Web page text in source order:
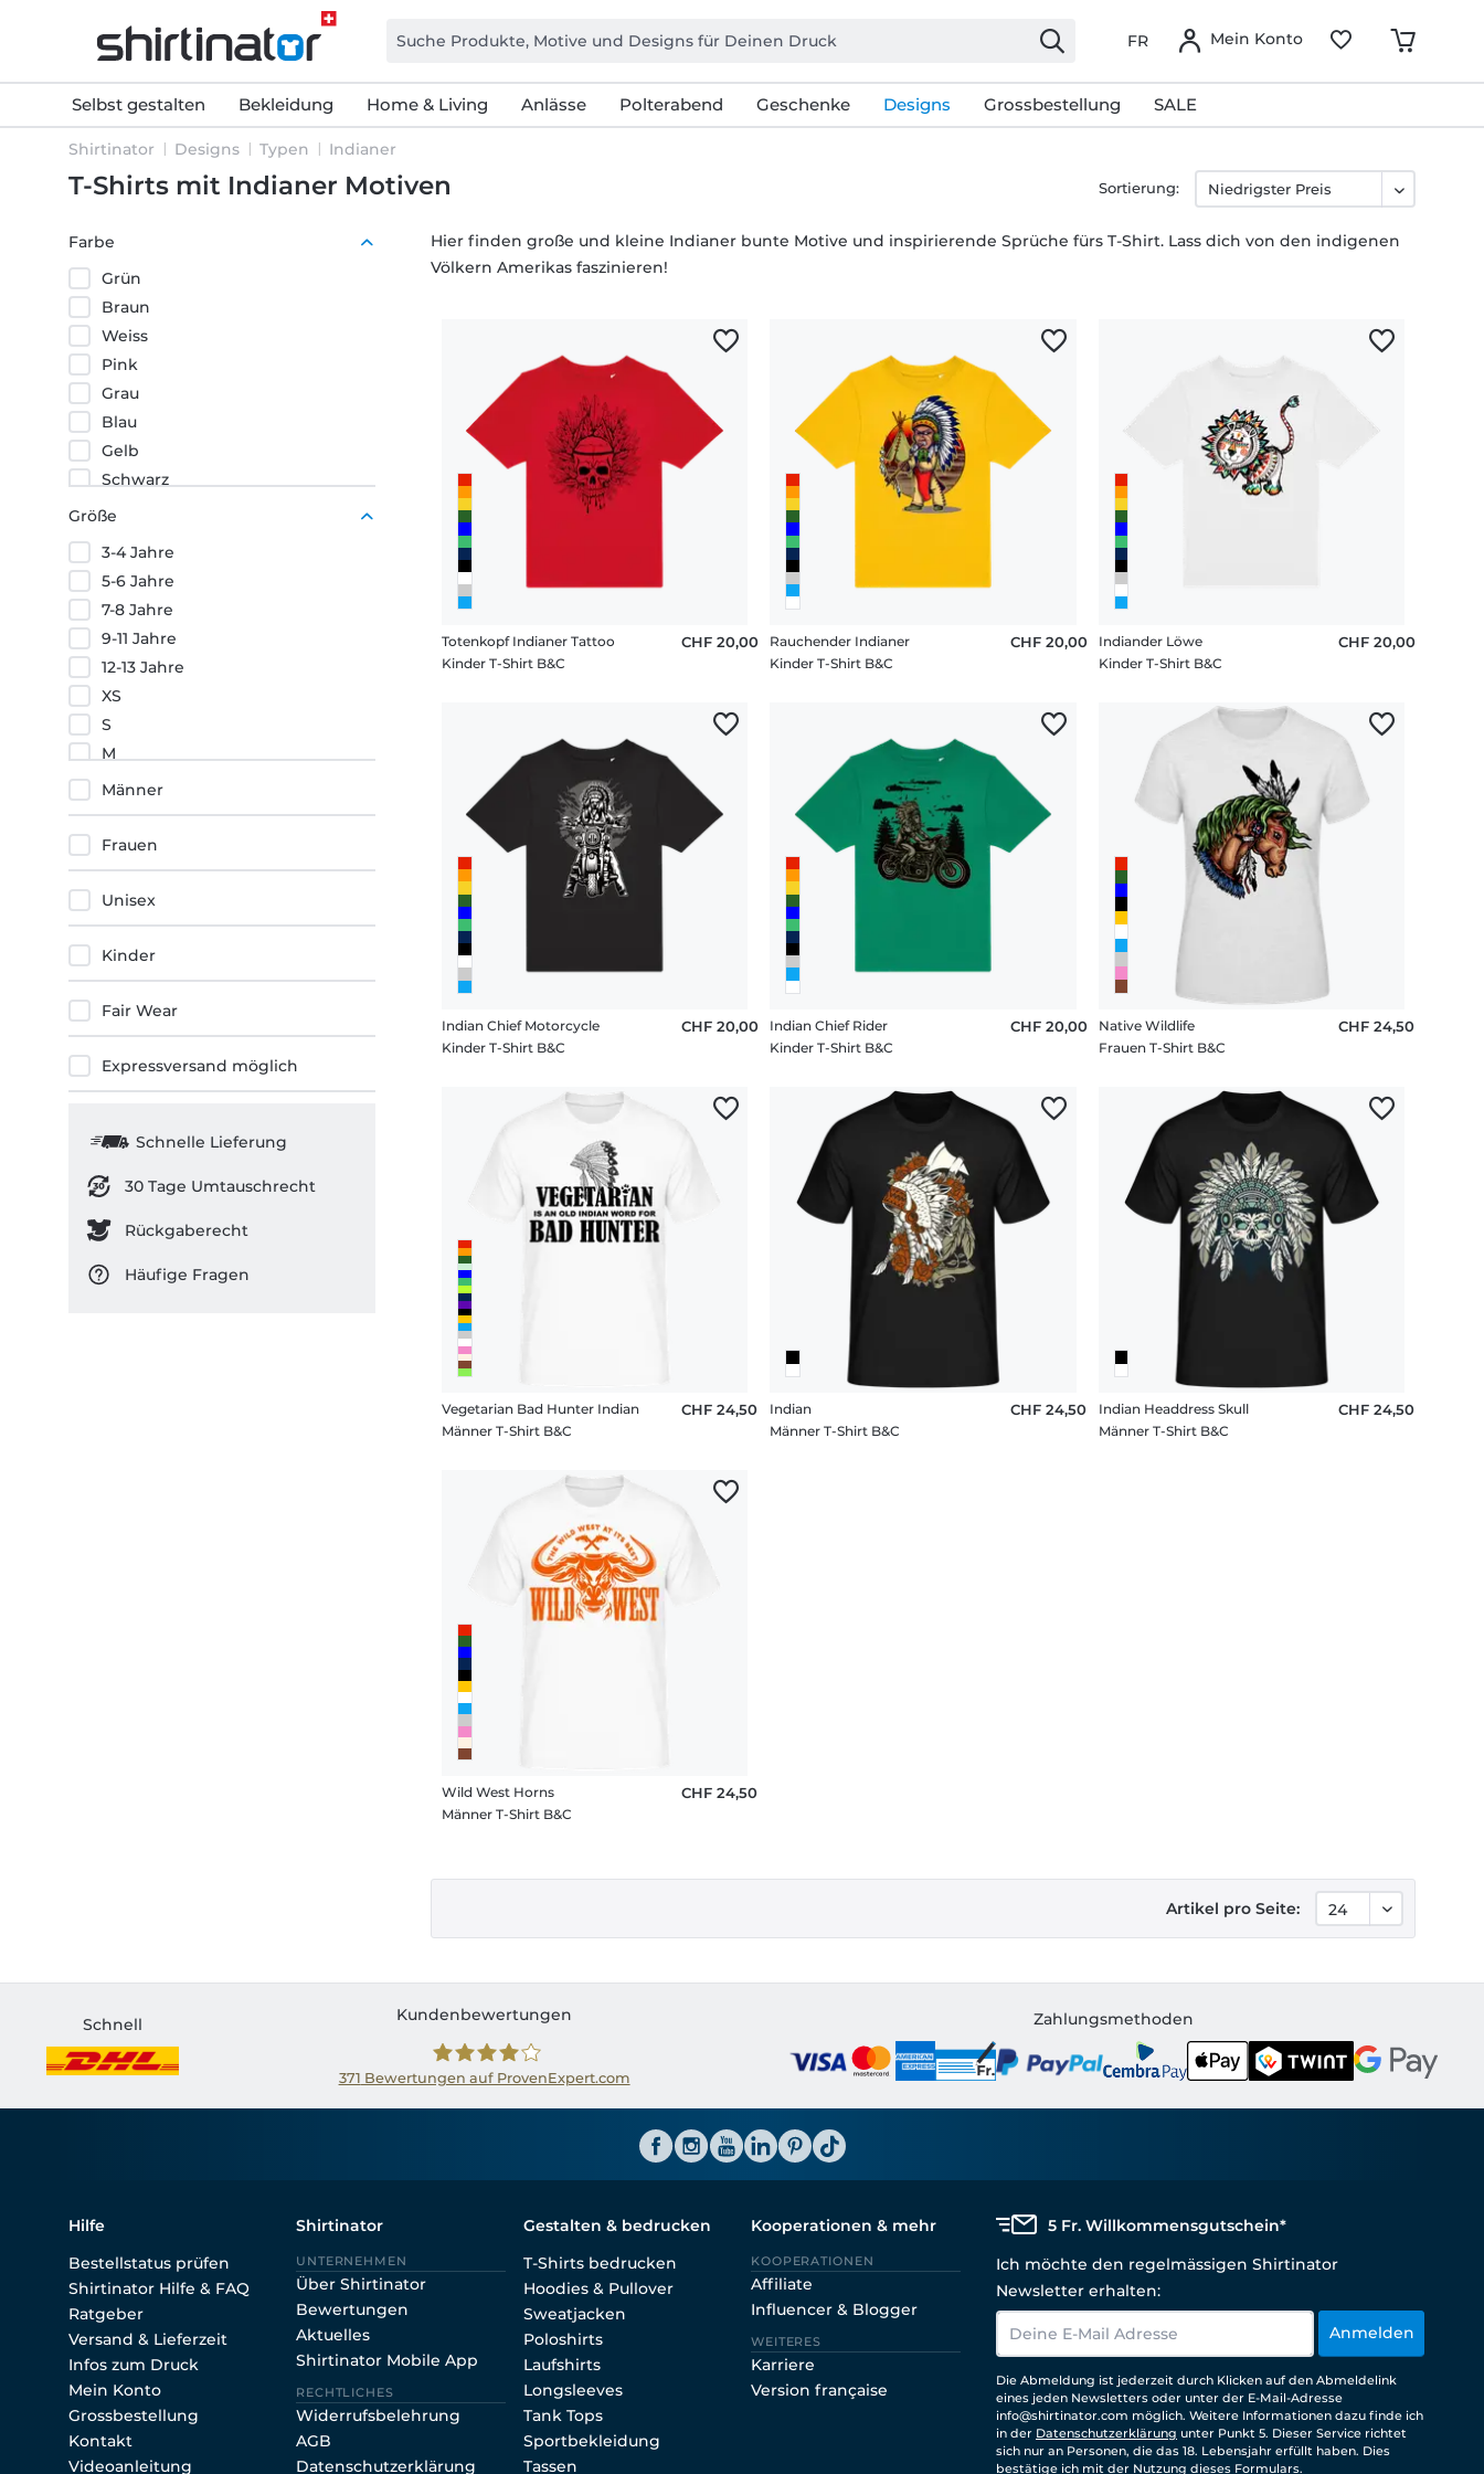
FR Mein Konto
Selbst gestalten Bekleidung Home & Living Anlässe Polterabend Geschenke Designs Grossbestellung SALE
Shirtinator Designs Typen Indianer
T-Shirts mit Indianer Motiven
Farbe
Grün
Braun
Weiss
Pink
Grau
Blau
Gelb
Schwarz
Lila
Größe
3-4 Jahre
5-6 Jahre
7-8 Jahre
9-11 Jahre
12-13 Jahre
XS
S
M
L
XL
XXL
3XL
4XL
5XL
Männer
Frauen
Unisex
Kinder
Fair Wear
Expressversand möglich
Schnelle Lieferung
30 Tage Umtauschrecht
Rückgaberecht
Häufige Fragen
Hier finden große und kleine Indianer bunte Motive und inspirierende Sprüche fürs T-Shirt. Lass dich von den indigenen
Völkern Amerikas faszinieren!
Sortierung:
Totenkopf Indianer Tattoo
Kinder T-Shirt B&C
CHF 20,00
Rauchender Indianer
Kinder T-Shirt B&C
CHF 20,00
Indiander Löwe
Kinder T-Shirt B&C
CHF 20,00
Indian Chief Motorcycle
Kinder T-Shirt B&C
CHF 20,00
Indian Chief Rider
Kinder T-Shirt B&C
CHF 20,00
Native Wildlife
Frauen T-Shirt B&C
CHF 24,50
Vegetarian Bad Hunter Indian
Männer T-Shirt B&C
CHF 24,50
Indian
Männer T-Shirt B&C
CHF 24,50
Indian Headdress Skull
Männer T-Shirt B&C
CHF 24,50
Wild West Horns
Männer T-Shirt B&C
CHF 24,50
Artikel pro Seite:
Schnell
Kundenbewertungen
371 Bewertungen auf ProvenExpert.com
Zahlungsmethoden
Hilfe
Bestellstatus prüfen
Shirtinator Hilfe & FAQ
Ratgeber
Versand & Lieferzeit
Infos zum Druck
Mein Konto
Grossbestellung
Kontakt
Videoanleitung
Shirtinator
UNTERNEHMEN
Über Shirtinator
Bewertungen
Aktuelles
Shirtinator Mobile App
RECHTLICHES
Widerrufsbelehrung
AGB
Datenschutzerklärung
Gestalten & bedrucken
T-Shirts bedrucken
Hoodies & Pullover
Sweatjacken
Poloshirts
Laufshirts
Longsleeves
Tank Tops
Sportbekleidung
Tassen
Kooperationen & mehr
KOOPERATIONEN
Affiliate
Influencer & Blogger
WEITERES
Karriere
Version française
5 Fr. Willkommensgutschein*
Ich möchte den regelmässigen Shirtinator
Newsletter erhalten:
Anmelden
Die Abmeldung ist jederzeit durch Klicken auf den Abmeldelink
eines jeden Newsletters oder unter der E-Mail-Adresse
info@shirtinator.com möglich. Weitere Informationen dazu finde ich
in der Datenschutzerklärung unter Punkt 5. Dieser Service richtet
sich nur an Personen, die das 18. Lebensjahr erfüllt haben. Dies
bestätige ich mit der Nutzung dieses Formulars.